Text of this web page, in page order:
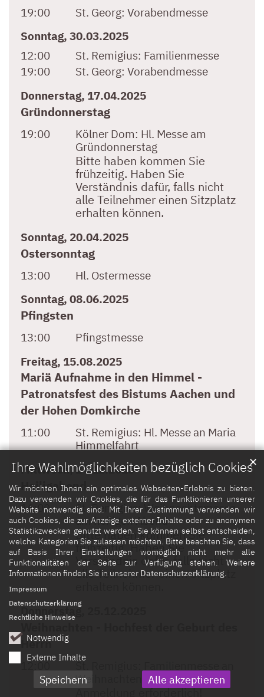
Ihre Wahlmöglichkeiten bezüglich Cookies
Wir möchten Ihnen ein optimales Webseiten-Erlebnis zu bieten.
Dazu verwenden wir Cookies, die für das Funktionieren unserer
Website notwendig sind. Mit Ihrer Zustimmung verwenden wir
auch Cookies, die zur Anzeige externer Inhalte oder zu anonymen
Statistikzwecken genutzt werden. Sie können selbst entscheiden,
welche Kategorien Sie zulassen möchten. Bitte beachten Sie, dass
auf Basis Ihrer Einstellungen womöglich nicht mehr alle
Funktionalitäten der Seite zur Verfügung stehen. Weitere
Informationen finden Sie in unserer Datenschutzerklärung.
Notwendig
Externe Inhalte
Speichern Alle akzeptieren
✕
Impressum
Datenschutzerklärung
Rechtliche Hinweise
19:00 St. Georg:Vorabendmesse
Sonntag, 30.03.2025
12:00
St. Remigius: Familienmesse
19:00
St. Georg:Vorabendmesse
Donnerstag, 17.04.2025
Gründonnerstag
19:00 Kölner Dom: Hl. Messe am
Gründonnerstag
Bitte haben kommen Sie
frühzeitig. Haben Sie
Verständnis dafür, falls nicht
alle Teilnehmer einen Sitzplatz
erhalten können.
Sonntag, 20.04.2025
Ostersonntag
13:00
Hl. Ostermesse
Sonntag, 08.06.2025
Pfingsten
13:00
Pfingstmesse
Freitag, 15.08.2025
Mariä Aufnahme in den Himmel -
Patronatsfest des Bistums Aachen und
der Hohen Domkirche
11:00 St. Remigius: Hl. Messe an Maria
Himmelfahrt
Mittwoch, 24.12.2025
Heiligabend
16:00 St. Remigius: Weihnachtsmesse
am heiligen Abend
Bitte haben kommen Sie
frühzeitig. Haben Sie
Verständnis dafür, falls nicht
alle Teilnehmer einen Sitzplatz
Donnerstag, 25.12.2025
Herrn
Weihnachten
Anmeldung erforderlich!